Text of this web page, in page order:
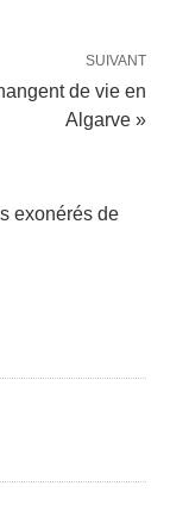
SUIVANT
de vie en
Algarve »
exonérés de